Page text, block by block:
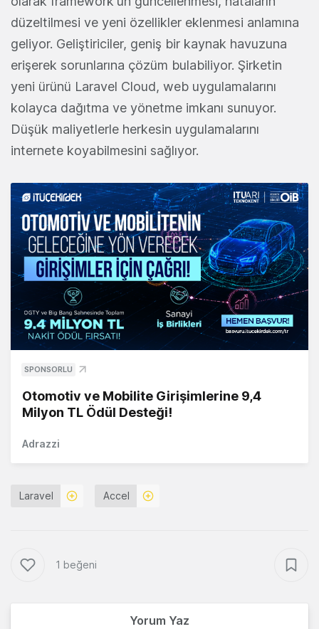
düzeltilmesi ve yeni özellikler eklenmesi anlamına
geliyor. Geliştiriciler, geniş bir kaynak havuzuna
erişerek sorunlarına çözüm bulabiliyor. Şirketin
yeni ürünü Laravel Cloud, web uygulamalarını
kolayca dağıtma ve yönetme imkanı sunuyor.
Düşük maliyetlerle herkesin uygulamalarını
internete koyabilmesini sağlıyor.
SPONSORLU
Otomotiv ve Mobilite Girişimlerine 9,4
Milyon TL Ödül Desteği!
Adrazzi
Laravel Accel
1 beğeni
Yorum Yaz